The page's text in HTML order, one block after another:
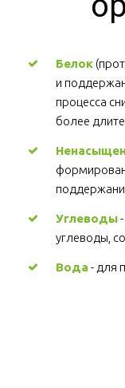
Белок
и
процесса
более
Углеводы
углеводы,
Вода - для